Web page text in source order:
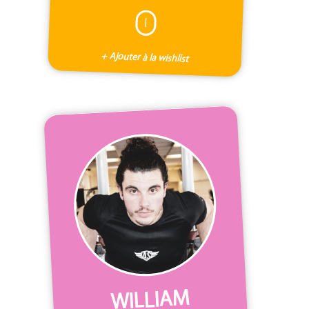
I
+ Ajouter à la wishlist
WILLIAM